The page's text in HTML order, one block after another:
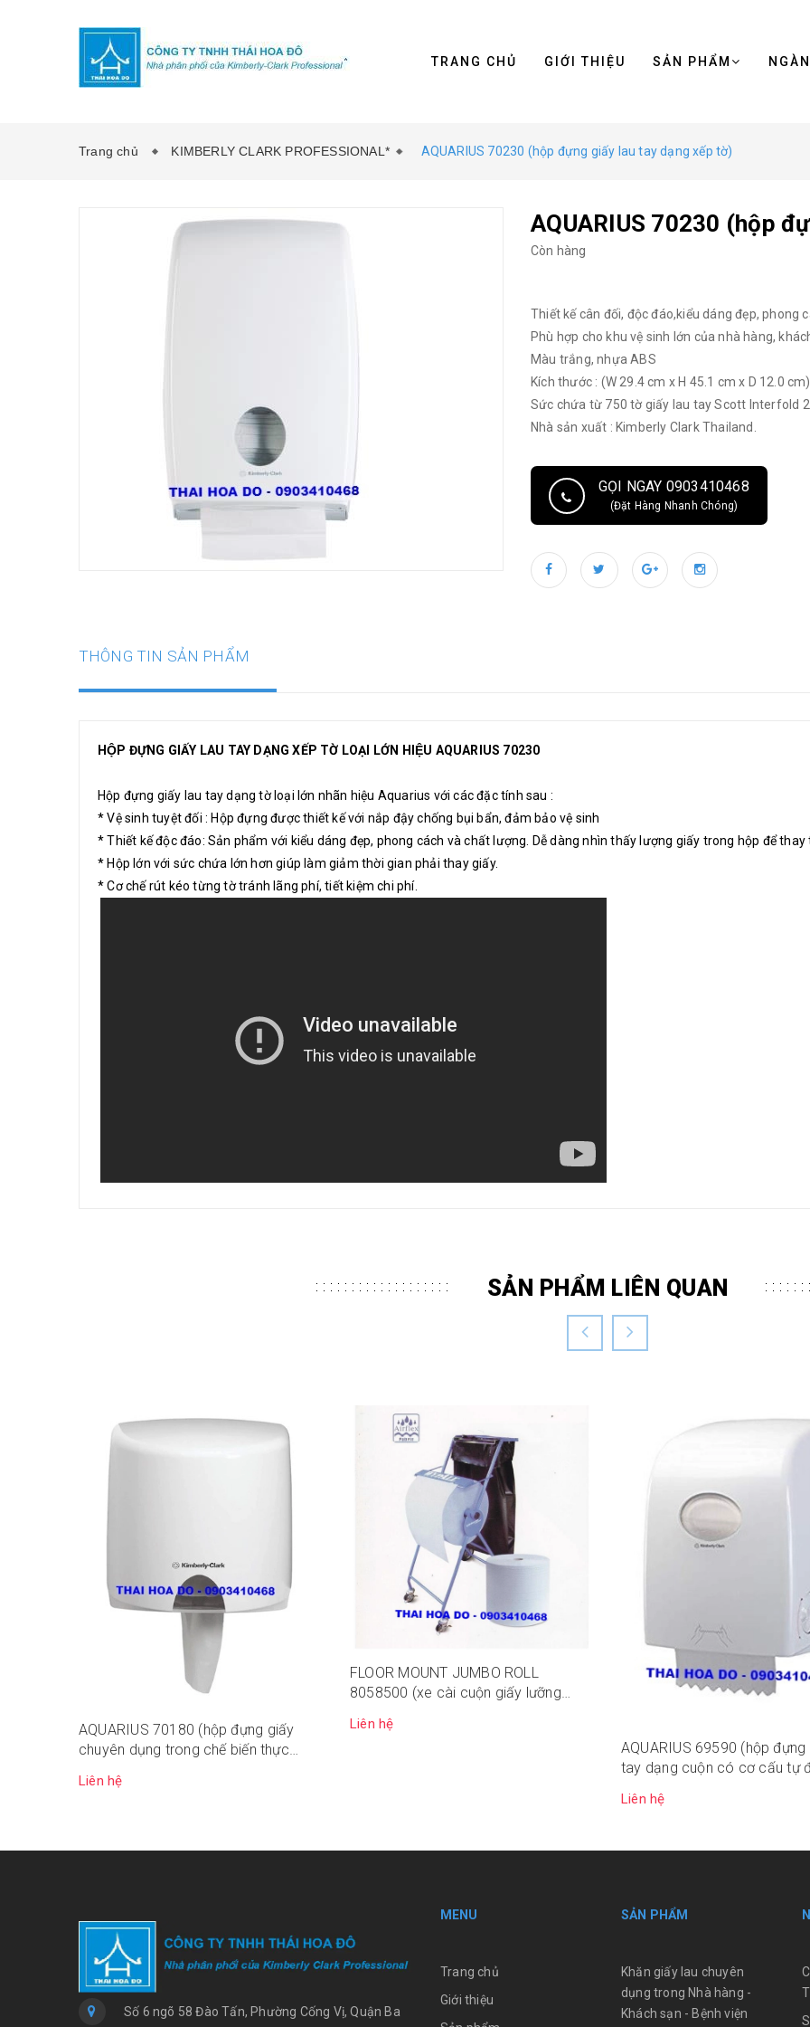
TRANG CHỦ GIỚI THIỆU SẢN PHẨM
Trang chủ KIMBERLY CLARK PROFESSIONAL* AQUARIUS 70230 (hộp đựng giấy lau tay dạng xếp tờ)
AQUARIUS 70230 (hộp
Còn hàng
Thiết kế cân đối, độc đáo,kiểu dáng đẹp, phong
Phù hợp cho khu vệ sinh lớn của nhà hàng,
Màu trắng, nhựa ABS
Kích thước : (W 29.4 cm x H 45.1 cm x D 12.0 cm)
Sức chứa từ 750 tờ giấy lau tay Scott Interfold
Nhà sản xuất : Kimberly Clark Thailand.
GỌI NGAY 0903410468
(Đặt Hàng Nhanh Chóng)
THÔNG TIN SẢN PHẨM
HỘP ĐỰNG GIẤY LAU TAY DẠNG XẾP TỜ LOẠI LỚN HIỆU AQUARIUS 70230
Hộp đựng giấy lau tay dạng tờ loại lớn nhãn hiệu Aquarius với các đặc tính sau :
* Vệ sinh tuyệt đối : Hộp đựng được thiết kế với nắp đậy chống bụi bẩn, đảm bảo vệ sinh
* Thiết kế độc đáo: Sản phẩm với kiểu dáng đẹp, phong cách và chất lượng. Dễ dàng nhìn thấy lượng giấy trong hộp để thay
* Hộp lớn với sức chứa lớn hơn giúp làm giảm thời gian phải thay giấy.
* Cơ chế rút kéo từng tờ tránh lãng phí, tiết kiệm chi phí.
SẢN PHẨM LIÊN QUAN
AQUARIUS 70180 (hộp đựng giấy
chuyên dụng trong chế biến thực
Liên hệ
FLOOR MOUNT JUMBO ROLL
8058500 (xe cài cuộn giấy lưỡng
Liên hệ
AQUARIUS 69590 (hộp
tay dạng cuộn có cơ cấu tự
Liên hệ
Số 6 ngõ 58 Đào Tấn, Phường Cống Vị, Quận Ba
MENU
Trang chủ
Giới thiệu
SẢN PHẨM
Khăn giấy lau chuyên
dụng trong Nhà hàng -
Khách sạn - Bệnh viện